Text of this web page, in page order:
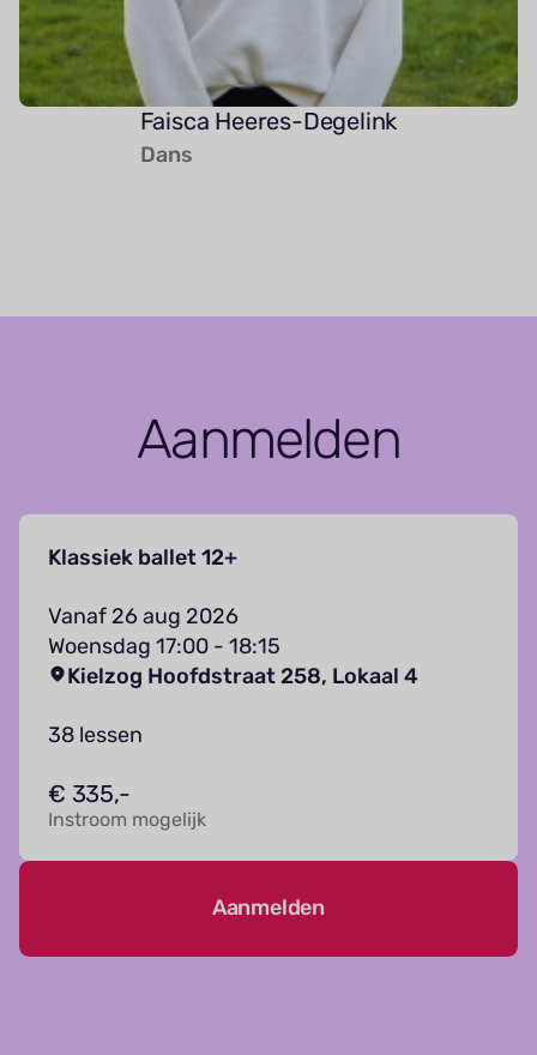
Faisca Heeres-Degelink
Dans
Aanmelden
Klassiek ballet 12+
Vanaf 26 aug 2026
Woensdag 17:00 - 18:15
Kielzog Hoofdstraat 258, Lokaal 4
38 lessen
€ 335,-
Instroom mogelijk
Aanmelden